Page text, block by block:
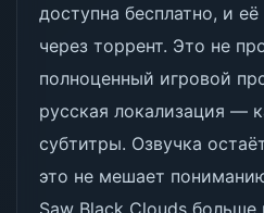
доступна бесплатно, и
через торрент. Это не
полноценный игровой
русская локализация —
субтитры. Озвучка
это не мешает
Saw Black Clouds